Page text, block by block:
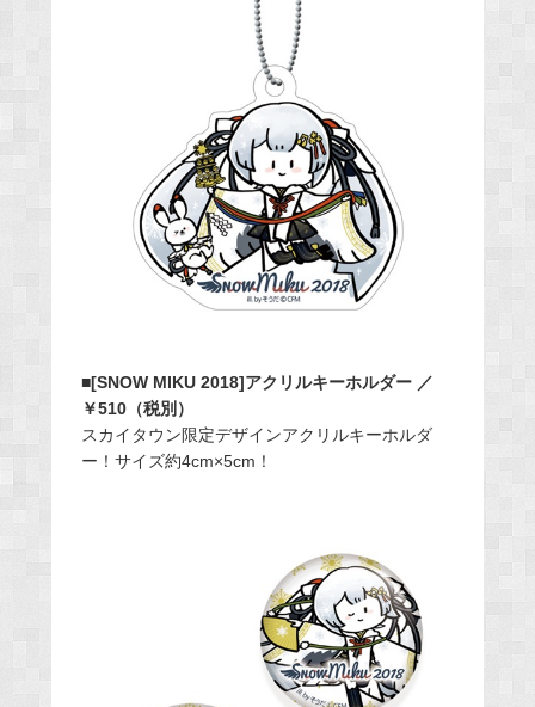
■[SNOW MIKU 2018]アクリルキーホルダー ／
￥510（税別）
スカイタウン限定デザインアクリルキーホルダ
ー！サイズ約4cm×5cm！